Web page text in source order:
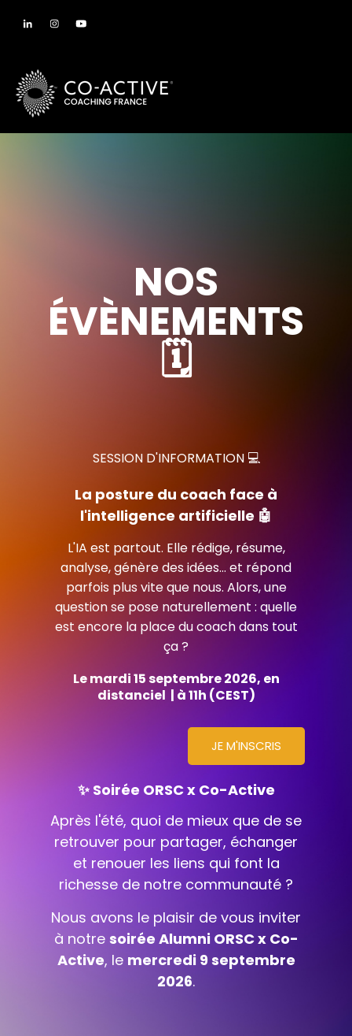
NOS
ÉVÈNEMENTS
🗓️
SESSION D'INFORMATION 💻
La posture du coach face à
l'intelligence artificielle 🤖
L'IA est partout. Elle rédige, résume,
analyse, génère des idées… et répond
parfois plus vite que nous. Alors, une
question se pose naturellement : quelle
est encore la place du coach dans tout
ça ?
Le mardi 15 septembre 2026, en
distanciel | à 11h (CEST)
JE M'INSCRIS
✨ Soirée ORSC x Co-Active
Après l'été, quoi de mieux que de se
retrouver pour partager, échanger
et renouer les liens qui font la
richesse de notre communauté ?
Nous avons le plaisir de vous inviter
à notre soirée Alumni ORSC x Co-
Active, le mercredi 9 septembre
2026.